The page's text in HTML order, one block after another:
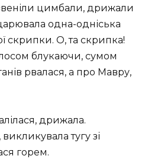
цимбали, дрижали
одна-одніська
скрипки. О, та скрипка!
блукаючи, сумом
рвалася, а про Мавру,
дрижала.
тугу зі
горем.